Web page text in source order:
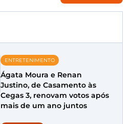
ENTRETENIMENTO
Ágata Moura e Renan
Justino, de Casamento às
Cegas 3, renovam votos após
mais de um ano juntos